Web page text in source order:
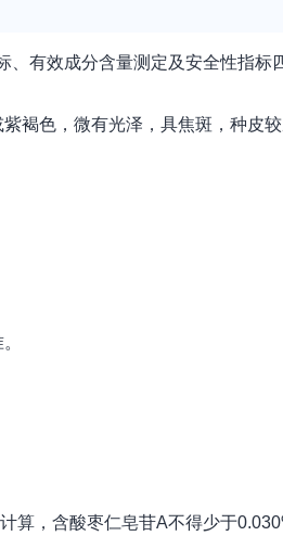
有效成分含量测定及安全性指标
褐色，微有光泽，具焦斑，种皮较
算，含酸枣仁皂苷A不得少于